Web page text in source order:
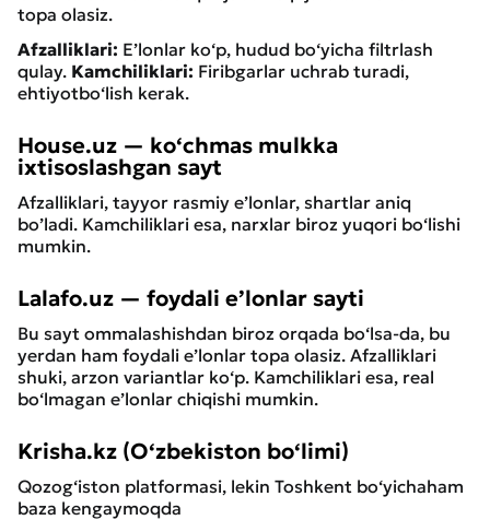
topa olasiz.
Afzalliklari: E’lonlar ko‘p, hudud bo‘yicha filtrlash
qulay. Kamchiliklari: Firibgarlar uchrab turadi,
ehtiyotbo‘lish kerak.
House.uz — ko‘chmas mulkka
ixtisoslashgan sayt
Afzalliklari, tayyor rasmiy e’lonlar, shartlar aniq
bo’ladi. Kamchiliklari esa, narxlar biroz yuqori bo‘lishi
mumkin.
Lalafo.uz — foydali e’lonlar sayti
Bu sayt ommalashishdan biroz orqada bo‘lsa-da, bu
yerdan ham foydali e’lonlar topa olasiz. Afzalliklari
shuki, arzon variantlar ko‘p. Kamchiliklari esa, real
bo‘lmagan e’lonlar chiqishi mumkin.
Krisha.kz (O‘zbekiston bo‘limi)
Qozog‘iston platformasi, lekin Toshkent bo‘yichaham
baza kengaymoqda